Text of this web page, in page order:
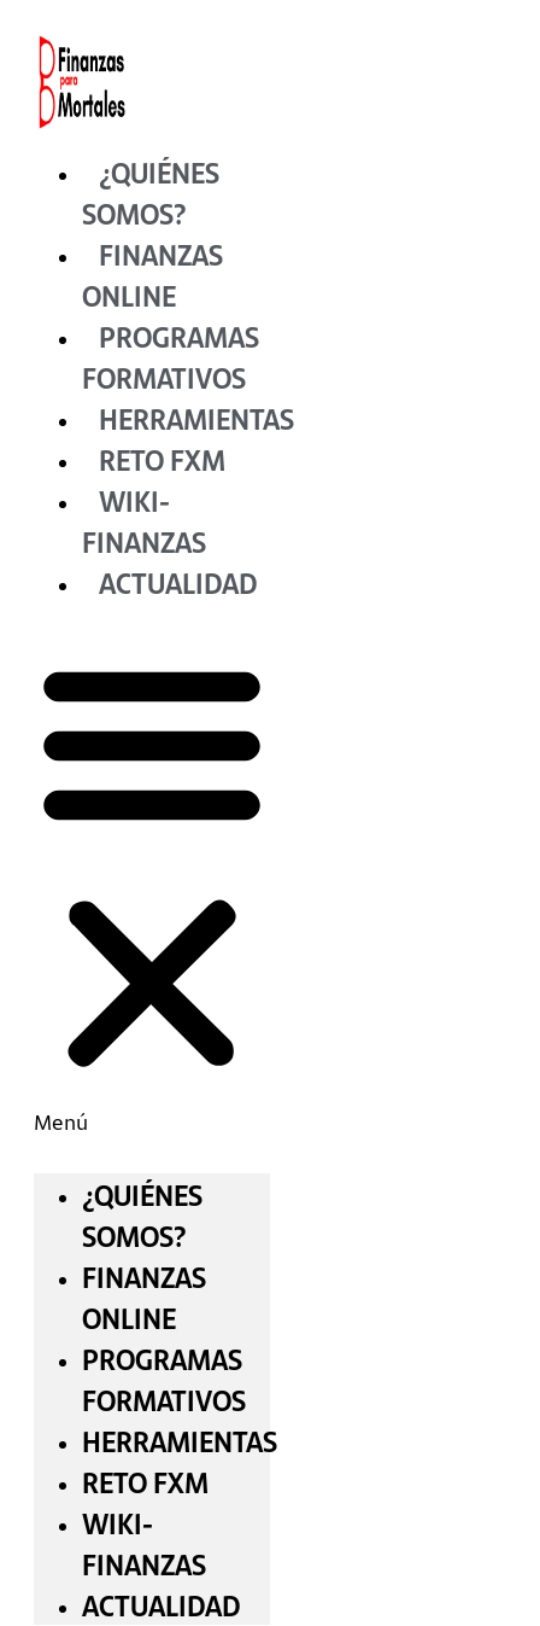
contenido
¿QUIÉNES
SOMOS?
FINANZAS
ONLINE
PROGRAMAS
FORMATIVOS
HERRAMIENTAS
RETO FXM
WIKI-
FINANZAS
ACTUALIDAD
Menú
¿QUIÉNES
SOMOS?
FINANZAS
ONLINE
PROGRAMAS
FORMATIVOS
HERRAMIENTAS
RETO FXM
WIKI-
FINANZAS
ACTUALIDAD